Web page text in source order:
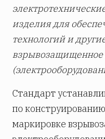
изделия для
технологий и
взрывозащищенное
Стандарт
по
маркировке